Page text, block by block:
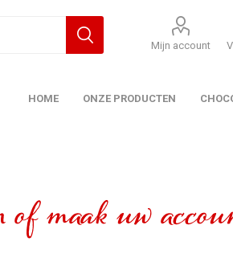
Mijn account
HOME ONZE PRODUCTEN
maak uw